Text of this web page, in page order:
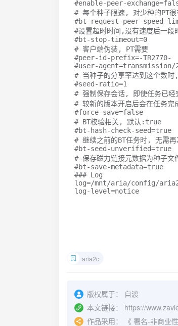
#enable-peer-
# 每个种子限速, 对少种的PT
#bt-request-peer-speed-
#设置超时时间,没有速度后一段
#bt-stop-timeout=0
# 客户端伪装, PT需要
#peer-id-prefix=-TR2770-
#user-agent=transmission/
# 当种子的分享率达到这个数
#seed-ratio=1
# 强制保存会话, 即使任务已
# 较新的版本开启后会在任务
#force-save=false
# BT校验相关, 默认:true
#bt-hash-check-seed=true
# 继续之前的BT任务时, 无需
#bt-seed-unverified=true
# 保存磁力链接元数据为种
#bt-save-metadata=true
### Log
log=/mnt/aria/config/
log-level=notice
aria2c
版权属于：
自渡
本文链接：
https://
作品采用：
《 署名-非商业